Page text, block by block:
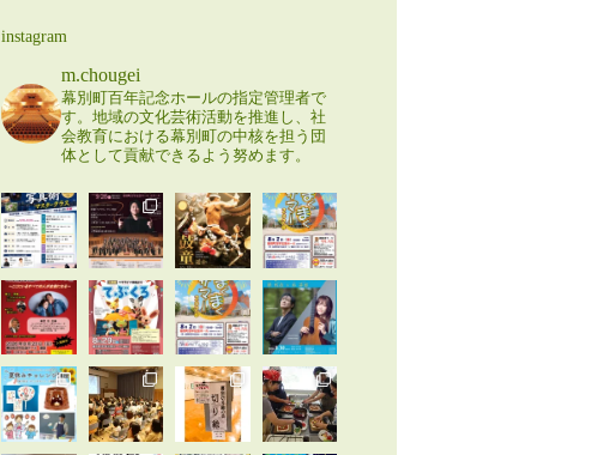
instagram
m.chougei
幕別町百年記念ホールの指定管理者で
す。地域の文化芸術活動を推進し、社
会教育における幕別町の中核を担う団
体として貢献できるよう努めます。